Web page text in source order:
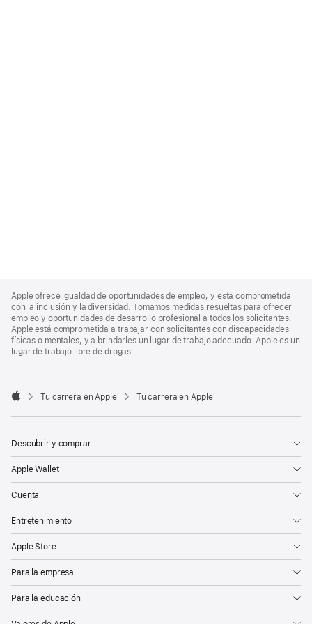
Footer
Apple ofrece igualdad de oportunidades de empleo, y está comprometida
con la inclusión y la diversidad. Tomamos medidas resueltas para ofrecer
empleo y oportunidades de desarrollo profesional a todos los solicitantes.
Apple está comprometida a trabajar con solicitantes con discapacidades
físicas o mentales, y a brindarles un lugar de trabajo adecuado. Apple es un
lugar de trabajo libre de drogas.

Tu carrera en Apple Tu carrera en Apple
Descubrir y comprar
Apple Wallet
Cuenta
Entretenimiento
Apple Store
Para la empresa
Para la educación